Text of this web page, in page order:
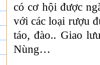
có cơ hội được
với các loại rượu
táo, đào.. Giao
Nùng…